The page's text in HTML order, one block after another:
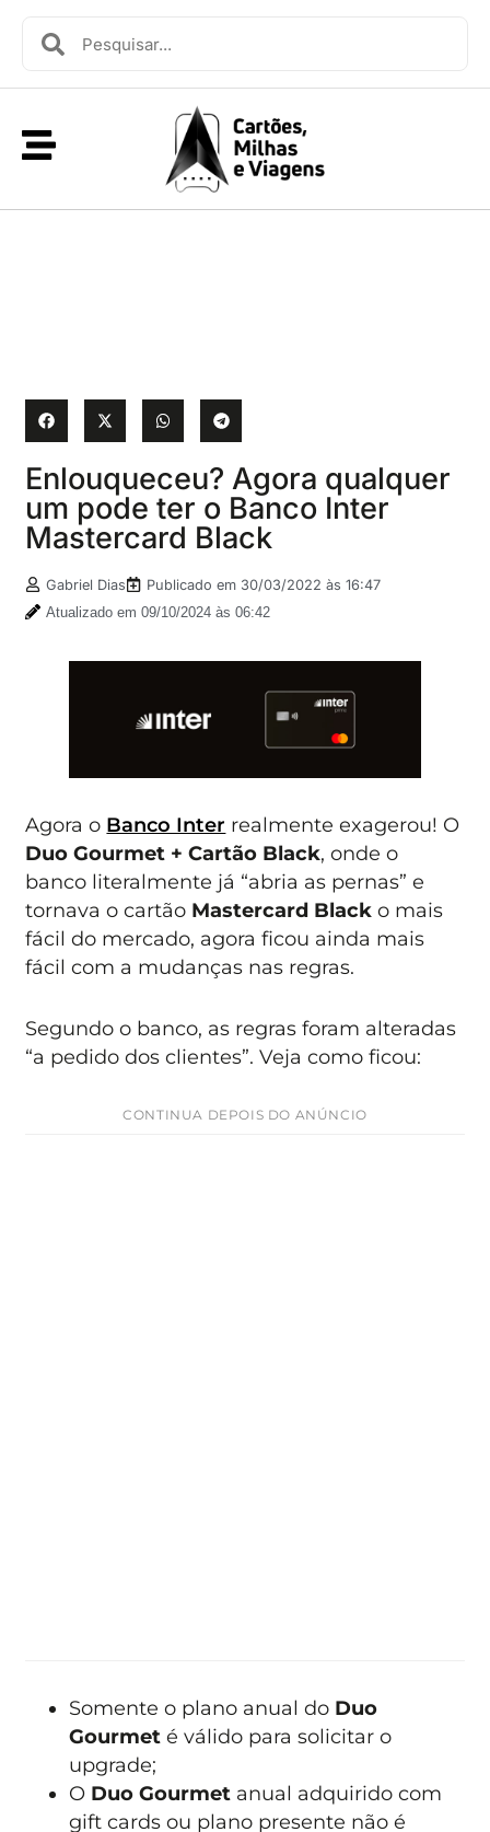
Enlouqueceu? Agora qualquer
um pode ter o Banco Inter
Mastercard Black
Gabriel Dias Publicado em 30/03/2022 às 16:47
Atualizado em 09/10/2024 às 06:42
Agora o Banco Inter realmente exagerou! O
Duo Gourmet + Cartão Black, onde o
banco literalmente já “abria as pernas” e
tornava o cartão Mastercard Black o mais
fácil do mercado, agora ficou ainda mais
fácil com a mudanças nas regras.
Segundo o banco, as regras foram alteradas
“a pedido dos clientes”. Veja como ficou:
CONTINUA DEPOIS DO ANÚNCIO
Somente o plano anual do Duo
Gourmet é válido para solicitar o
upgrade;
O Duo Gourmet anual adquirido com
gift cards ou plano presente não é